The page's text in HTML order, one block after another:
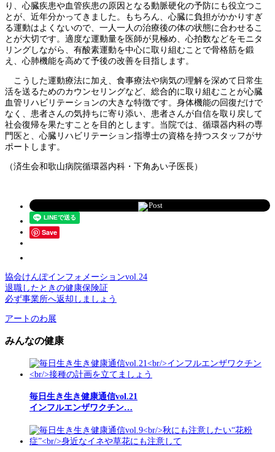
り、心臓疾患や血管疾患の原因となる動脈硬化の予防にも役立つこ
とが、近年分かってきました。もちろん、心臓に負担がかかりすぎ
る運動はよくないので、一人一人の治療後の体の状態に合わせるこ
とが大切です。適度な運動量を医師が見極め、心拍数などをモニタ
リングしながら、有酸素運動を中心に取り組むことで骨格筋を鍛
え、心肺機能を高めて予後の改善を目指します。
こうした運動療法に加え、食事療法や病気の理解を深めて日常生
活を送るためのカウンセリングなど、総合的に取り組むことが心臓
血管リハビリテーションの大きな特徴です。身体機能の回復だけで
なく、患者さんの気持ちに寄り添い、患者さんが自信を取り戻して
社会復帰を果たすことを目的とします。当院では、循環器内科の専
門医と、心臓リハビリテーション指導士の資格を持つスタッフがサ
ポートします。
（済生会和歌山病院循環器内科・下角あい子医長）
Post
Save
協会けんぽインフォメーションvol.24
退職したときの健康保険証
必ず事業所へ返却しましょう
アートのわ展
みんなの健康
毎日生き生き健康通信vol.21
インフルエンザワクチン…